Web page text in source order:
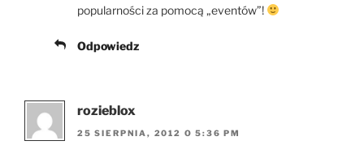
popularności za pomocą „eventów”!
Odpowiedz
rozieblox
25 SIERPNIA, 2012 O 5:36 PM